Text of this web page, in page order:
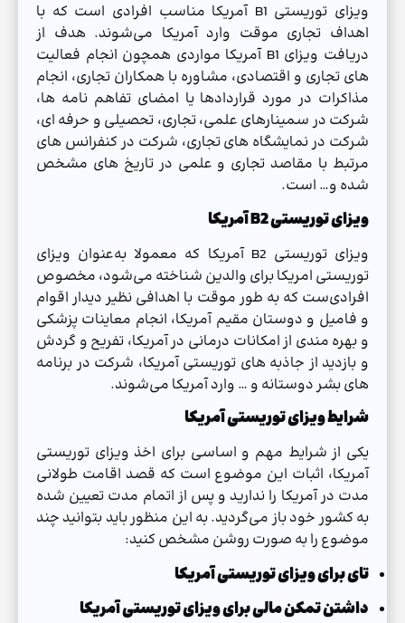
ویزای توریستی B1 آمریکا مناسب افرادی است که با
اهداف تجاری موقت وارد آمریکا می‌شوند. هدف از
دریافت ویزای B1 آمریکا مواردی همچون انجام فعالیت
های تجاری و اقتصادی، مشاوره با همکاران تجاری، انجام
مذاکرات در مورد قراردادها یا امضای تفاهم نامه ها،
شرکت در سمینارهای علمی، تجاری، تحصیلی و حرفه ای،
شرکت در نمایشگاه های تجاری، شرکت در کنفرانس های
مرتبط با مقاصد تجاری و علمی در تاریخ های مشخص
شده و… است.
ویزای توریستی B2 آمریکا
ویزای توریستی B2 آمریکا که معمولا به‌عنوان ویزای
توریستی امریکا برای والدین شناخته می‌شود، مخصوص
افرادی‌ست که به طور موقت با اهدافی نظیر دیدار اقوام
و فامیل و دوستان مقیم آمریکا، انجام معاینات پزشکی
و بهره مندی از امکانات درمانی در آمریکا، تفریح و گردش
و بازدید از جاذبه های توریستی آمریکا، شرکت در برنامه
های بشر دوستانه و … وارد آمریکا می‌شوند.
شرایط ویزای توریستی آمریکا
یکی از شرایط مهم و اساسی برای اخذ ویزای توریستی
آمریکا، اثبات این موضوع است که قصد اقامت طولانی
مدت در آمریکا را ندارید و پس از اتمام مدت تعیین شده
به کشور خود باز می‌گردید. به این منظور باید بتوانید چند
موضوع را به صورت روشن مشخص کنید:
تای برای ویزای توریستی آمریکا
داشتن تمکن مالی برای ویزای توریستی آمریکا